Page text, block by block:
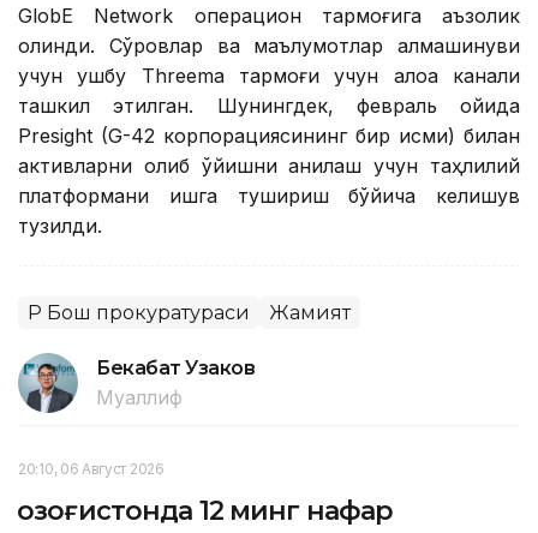
GlobE Network операцион тармоғига аъзолик
олинди. Сўровлар ва маълумотлар алмашинуви
учун ушбу Threema тармоғи учун алоқа канали
ташкил этилган. Шунингдек, февраль ойида
Presight (G-42 корпорациясининг бир қисми) билан
активларни олиб қўйишни аниқлаш учун таҳлилий
платформани ишга тушириш бўйича келишув
тузилди.
ҚР Бош прокуратураси Жамият
Бекабат Узаков
Муаллиф
20:10, 06 Август 2026
Қозоғистонда 12 минг нафар